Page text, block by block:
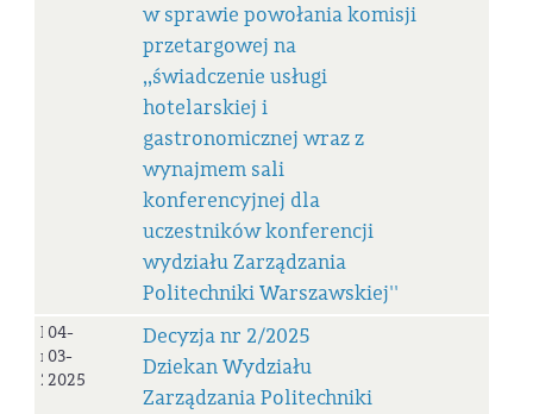
w sprawie powołania komisji
przetargowej na
,,świadczenie usługi
hotelarskiej i
gastronomicznej wraz z
wynajmem sali
konferencyjnej dla
uczestników konferencji
wydziału Zarządzania
Politechniki Warszawskiej''
Decyzja
nr
2/2025
04-
03-
2025
Decyzja nr 2/2025
Dziekan Wydziału
Zarządzania Politechniki